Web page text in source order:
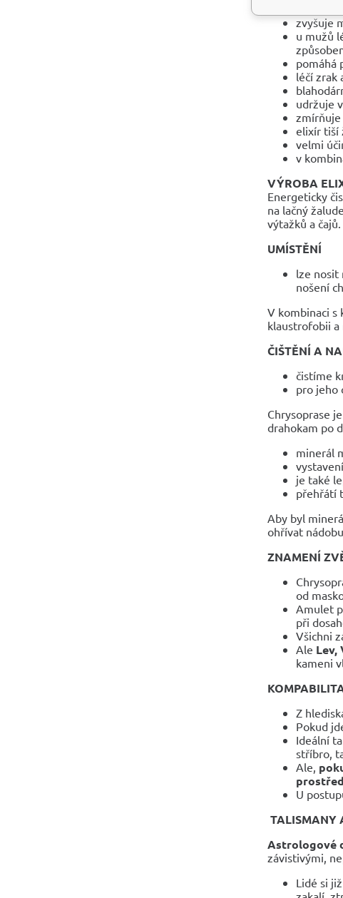
léčí
zvyšuje
u mužů
pomáhá
léčí zrak
udržuje
elixír tiší
velmi
v
VÝROBA
Energeticky
na lačný
výtažků a čajů.
UMÍSTĚNÍ
lze nosit
nošení
V kombinaci s
klaustrofobii a
ČIŠTĚNÍ A
čistíme
pro jeho
Chrysoprase
drahokam po
minerál
je také
přehřátí
Aby byl
ohřívat
ZNAMENÍ
od
Amulet
při
Všichni
Ale Lev,
kameni
Z
Pokud
Ideální
stříbro,
Ale,
U
TALISMANY
Astrologové
závistivými,
Lidé si